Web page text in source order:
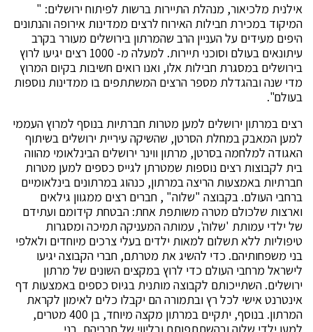
אילנית מלכיאור, מנהלת התיירות ברשות לפיתוח ירושלים: "
המיקוד במכירת חבילות האירוח לרצים ממדינות אירופה והנתונים
היפים מעידים על העניין הרב שהמרתון בירושלים מעורר בקרב
עיתונאים בעולם וסוכני תיירות. למעלה מ- 1000 רצים יגיעו לרוץ
בירושלים במסגרת חבילות אלו, ואנו רואים חשיבות בקיום המרוץ
מדי שנה ובהגדלת מספר הרצים המשתתפים בו ממדינות נוספות
בעולם".
רצים במרתון ירושלים למען מטרות חברתיות בנוסף למרוץ העממי
למען המאבק במחלת הסרטן, שהשיקה עיריית ירושלים בשיתוף
האגודה למלחמה בסרטן, מרתון ווינר ירושלים הבינלאומי מהווה
בית לקבוצות רצים נוספות שמטרתן לגייס כספים למען מטרות
חברתיות באמצעות הריצה במרתון, כנהוג במרתונים בינלאומיים
ברחבי העולם. בקבוצה "שלוה" , חברים רצים ממגוון גילאים
וארצות שלכולם מטרה משותפת אחת: הבטחת קידומם ועתידם
של ילדי עמותת 'שלוה', עמותה המעניקה תמיכה ומסגרות
טיפוליות ללא תשלום למאות ילדים בעלי צרכים מיוחדים ולאלפי
בני משפחותיהם. כדי להשיג את מטרתם, חברי הקבוצה יגיעו
לישראל מרחבי העולם כדי לרוץ במקצים השונים של מרתון
ירושלים. השתייכותם לקבוצה מותנית בגיוס כספים באמצעות דף
אינטרנט אישי לכל רץ ובתמורה הם יקבלו כלים לאימון לקראת
המרתון. בנוסף, יתקיים במרתון מקצה מיוחד, בן 400 מטרים,